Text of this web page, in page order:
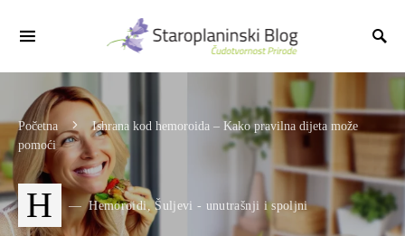
Početna
Ishrana kod hemoroida – Kako pravilna dijeta može
pomoći
H Hemoroidi, Šuljevi - unutrašnji i spoljni